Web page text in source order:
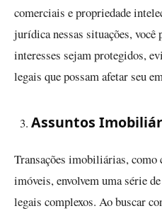
comerciais e propriedade
jurídica nessas situações, você
interesses sejam protegidos,
legais que possam afetar seu
Assuntos
Transações imobiliárias, como
imóveis, envolvem uma série
legais complexos. Ao buscar